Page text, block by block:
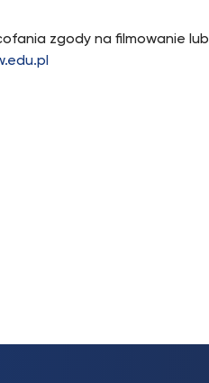
zgody na filmowanie lub